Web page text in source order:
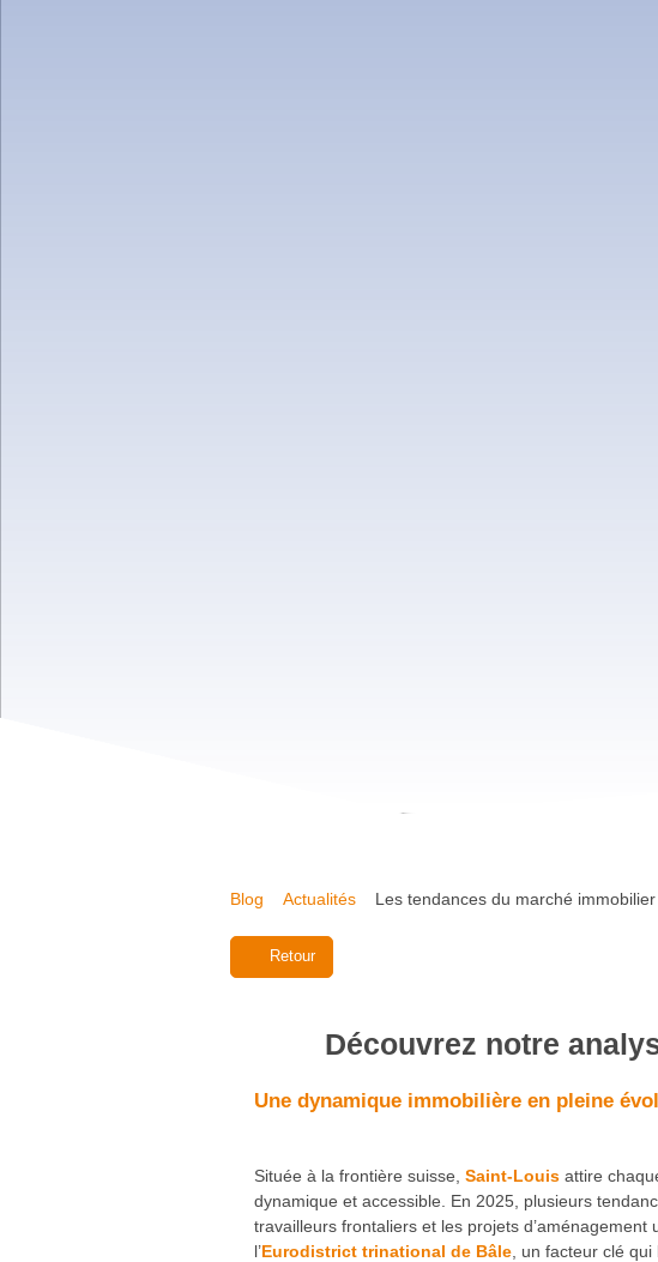
Blog Actualités Les tendances du marché
Retour
Découvrez notre
Une dynamique immobilière en pleine
Située à la frontière suisse, Saint-Louis attire
dynamique et accessible. En 2025, plusieurs
travailleurs frontaliers et les projets
l’Eurodistrict trinational de Bâle , un facteur clé